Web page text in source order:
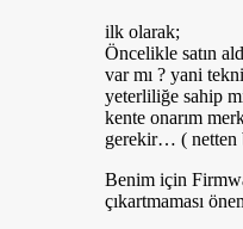
ilk olarak;
Öncelikle satın
var mı ? yani
yeterliliğe sahip mi
kente onarım
gerekir… ( netten
Benim için
çıkartmaması